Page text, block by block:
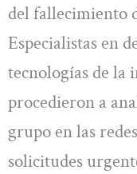
del fallecimiento
Especialistas en
tecnologías de la
procedieron a
grupo en las
solicitudes